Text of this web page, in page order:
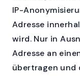
IP-
Adresse
wird. Nur in
Adresse an
übertragen und